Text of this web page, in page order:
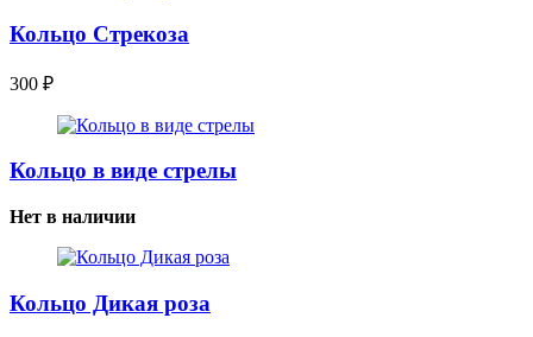
Кольцо Стрекоза
300 ₽
Кольцо в виде стрелы
Нет в наличии
Кольцо Дикая роза